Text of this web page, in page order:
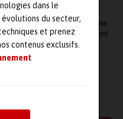
dans le
du secteur,
et prenez
contenus exclusifs.
le CIM et Global Industrie
et auront lieu conjointement
à Lyon